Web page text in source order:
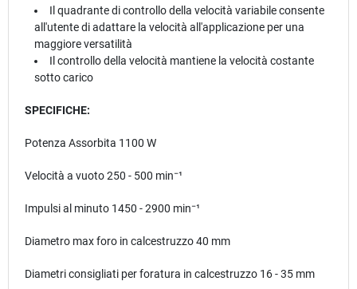
Il quadrante di controllo della velocità variabile consente
all'utente di adattare la velocità all'applicazione per una
maggiore versatilità
Il controllo della velocità mantiene la velocità costante
sotto carico
SPECIFICHE:
Potenza Assorbita 1100 W
Velocità a vuoto 250 - 500 min⁻¹
Impulsi al minuto 1450 - 2900 min⁻¹
Diametro max foro in calcestruzzo 40 mm
Diametri consigliati per foratura in calcestruzzo 16 - 35 mm